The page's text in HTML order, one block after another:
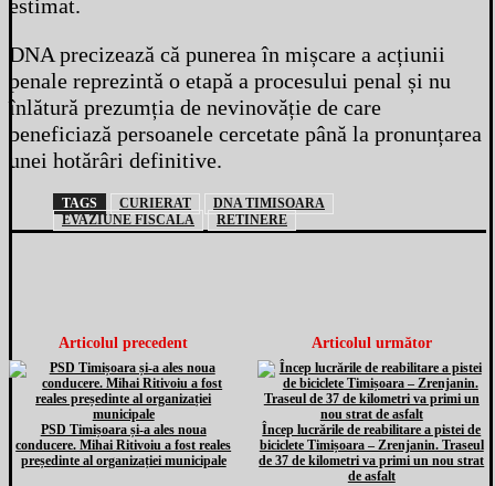
estimat.
DNA precizează că punerea în mișcare a acțiunii
penale reprezintă o etapă a procesului penal și nu
înlătură prezumția de nevinovăție de care
beneficiază persoanele cercetate până la pronunțarea
unei hotărâri definitive.
TAGS CURIERAT
DNA TIMISOARA
EVAZIUNE FISCALA
RETINERE
Articolul precedent
PSD Timișoara și-a ales noua
conducere. Mihai Ritivoiu a fost reales
președinte al organizației municipale
Articolul următor
Încep lucrările de reabilitare a pistei de
biciclete Timișoara – Zrenjanin. Traseul
de 37 de kilometri va primi un nou strat
de asfalt